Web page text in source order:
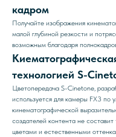
кадром
Получайте изображения
малой глубиной резкости и
возможным благодаря
технологией S-
Цветопередача S-Cinetone,
используется для камеры FX3 по
кинематографической
создателей контента не
цветами и естественными